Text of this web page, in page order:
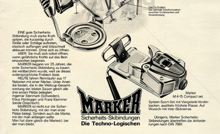
MARKER Marker Deutschland GmbH 1977